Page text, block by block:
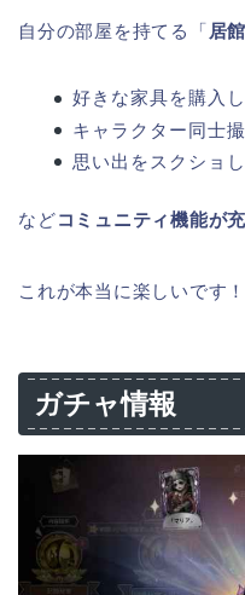
自分の部屋を持てる 「 居館
好きな家具を購入
キャラクター同士
思い出をスクショ
などコミュニティ機能が
これが本当に楽しいです！
ガチャ情報